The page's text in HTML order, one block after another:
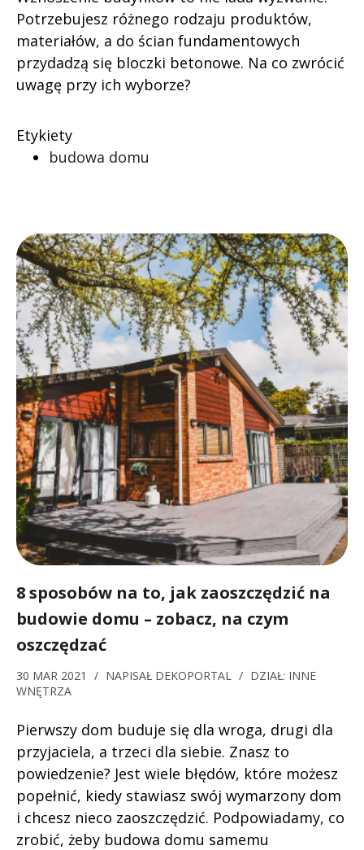
Potrzebujesz różnego rodzaju produktów,
materiałów, a do ścian fundamentowych
przydadzą się bloczki betonowe. Na co zwrócić
uwagę przy ich wyborze?
Etykiety
budowa domu
8 sposobów na to, jak zaoszczędzić na
budowie domu – zobacz, na czym
oszczędzać
30 MAR 2021 / NAPISAŁ DEKOPORTAL / DZIAŁ: INNE
WNĘTRZA
Pierwszy dom buduje się dla wroga, drugi dla
przyjaciela, a trzeci dla siebie. Znasz to
powiedzenie? Jest wiele błędów, które możesz
popełnić, kiedy stawiasz swój wymarzony dom
i chcesz nieco zaoszczędzić. Podpowiadamy, co
zrobić, żeby budowa domu samemu